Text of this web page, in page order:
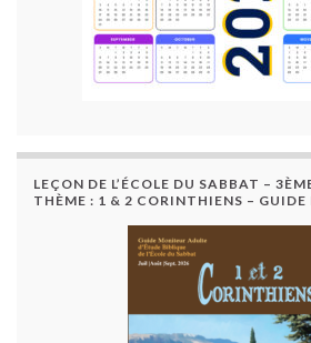
LEÇON DE L’ÉCOLE DU SABBAT –
THÈME : 1 & 2 CORINTHIENS –